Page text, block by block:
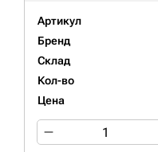
Артикул
Бренд
Склад
Кол-во
Цена